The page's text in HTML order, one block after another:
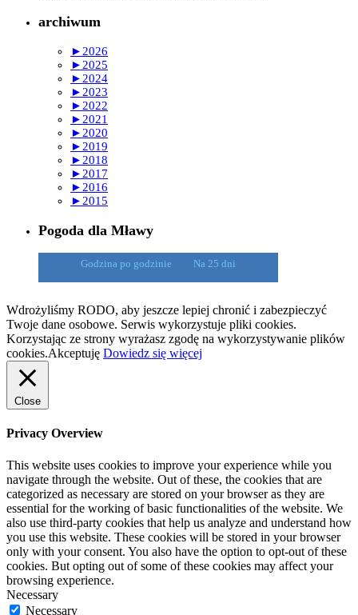
archiwum
► 2026
► 2025
► 2024
► 2023
► 2022
► 2021
► 2020
► 2019
► 2018
► 2017
► 2016
► 2015
Pogoda dla Mławy
Godzina po godzinie Na 25 dni
Wdrożyliśmy RODO, aby jeszcze lepiej chronić i zabezpieczyć
Twoje dane osobowe. Serwis wykorzystuje pliki cookies.
Korzystając ze strony wyrażasz zgodę na wykorzystywanie plików
cookies.Akceptuję Dowiedz się więcej
Close
Privacy Overview
This website uses cookies to improve your experience while you
navigate through the website. Out of these, the cookies that are
categorized as necessary are stored on your browser as they are
essential for the working of basic functionalities of the website. We
also use third-party cookies that help us analyze and understand how
you use this website. These cookies will be stored in your browser
only with your consent. You also have the option to opt-out of these
cookies. But opting out of some of these cookies may affect your
browsing experience.
Necessary
Necessary